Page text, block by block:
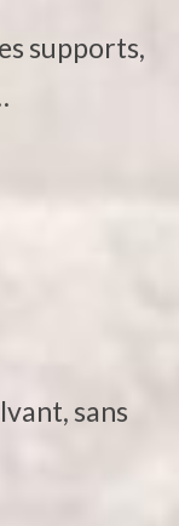
supports,
sans